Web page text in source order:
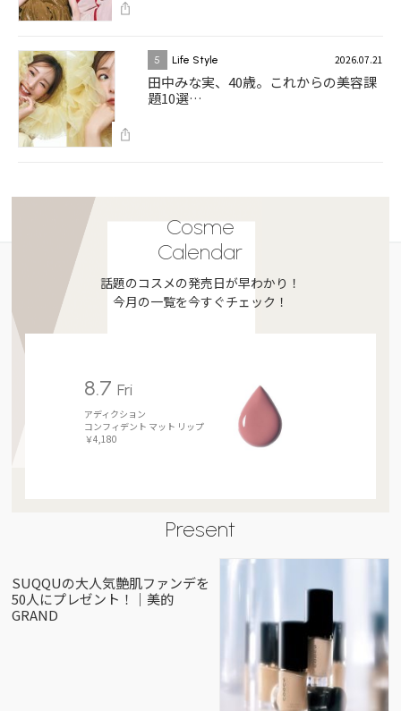
5 Life Style 2026.07.21
田中みな実、40歳。これからの美容課
題10選…
Cosme
Calendar
話題のコスメの発売日が早わかり！
今月の一覧を今すぐチェック！
8.7Fri
アディクション
コンフィデント マット リップ
￥4,180
Present
SUQQUの大人気艶肌ファンデを
50人にプレゼント！｜美的
GRAND